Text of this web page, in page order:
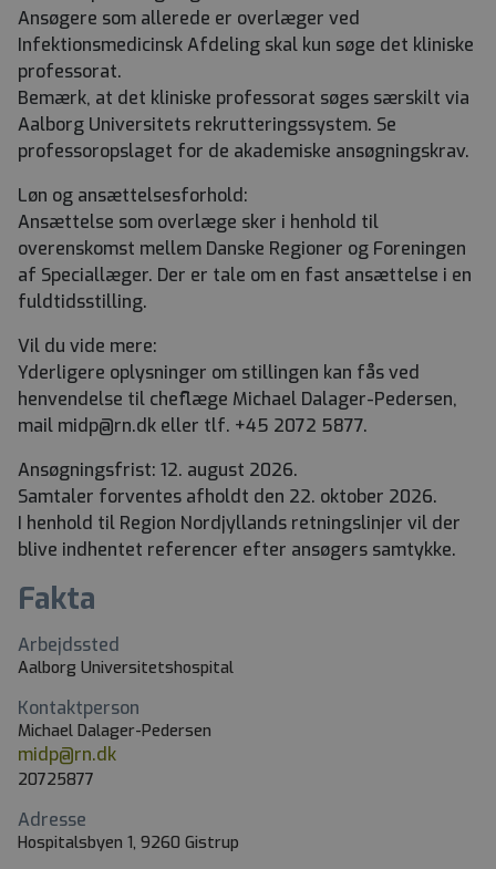
Ansøgere som allerede er overlæger ved
Infektionsmedicinsk Afdeling skal kun søge det kliniske
professorat.
Bemærk, at det kliniske professorat søges særskilt via
Aalborg Universitets rekrutteringssystem. Se
professoropslaget for de akademiske ansøgningskrav.
Løn og ansættelsesforhold:
Ansættelse som overlæge sker i henhold til
overenskomst mellem Danske Regioner og Foreningen
af Speciallæger. Der er tale om en fast ansættelse i en
fuldtidsstilling.
Vil du vide mere:
Yderligere oplysninger om stillingen kan fås ved
henvendelse til cheflæge Michael Dalager-Pedersen,
mail midp@rn.dk eller tlf. +45 2072 5877.
Ansøgningsfrist: 12. august 2026.
Samtaler forventes afholdt den 22. oktober 2026.
I henhold til Region Nordjyllands retningslinjer vil der
blive indhentet referencer efter ansøgers samtykke.
Fakta
Arbejdssted
Aalborg Universitetshospital
Kontaktperson
Michael Dalager-Pedersen
midp@rn.dk
20725877
Adresse
Hospitalsbyen 1, 9260 Gistrup